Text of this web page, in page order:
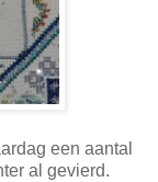
een aantal
al gevierd.